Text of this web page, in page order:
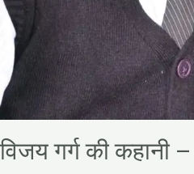
विजय गर्ग की कहानी